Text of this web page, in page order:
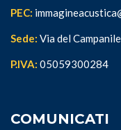
PEC:
Sede: Via del
P.IVA: 05059300284
COMUNICATI